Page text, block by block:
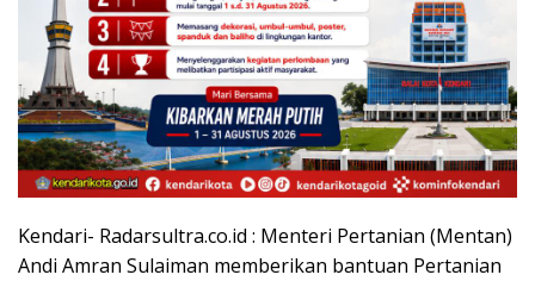
Kendari- Radarsultra.co.id : Menteri Pertanian (Mentan)
Andi Amran Sulaiman memberikan bantuan Pertanian